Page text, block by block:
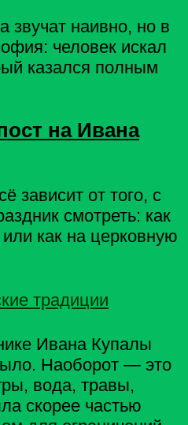
звучат наивно, но в
человек искал
казался полным
на Ивана
зависит от того, с
смотреть: как
как на церковную
традиции
Ивана Купалы
Наоборот — это
вода, травы,
скорее частью